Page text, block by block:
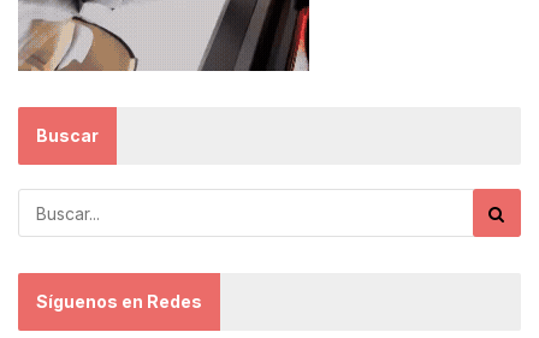
Buscar
Síguenos en Redes